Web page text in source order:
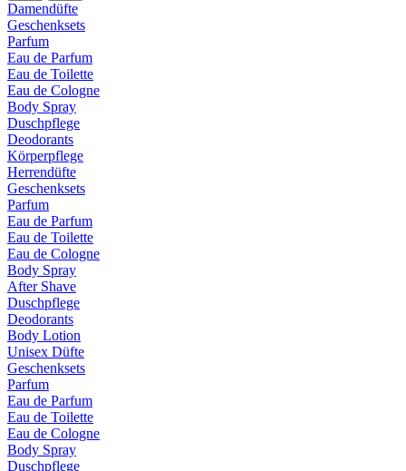
Damendüfte
Geschenksets
Parfum
Eau de Parfum
Eau de Toilette
Eau de Cologne
Body Spray
Duschpflege
Deodorants
Körperpflege
Herrendüfte
Geschenksets
Parfum
Eau de Parfum
Eau de Toilette
Eau de Cologne
Body Spray
After Shave
Duschpflege
Deodorants
Body Lotion
Unisex Düfte
Geschenksets
Parfum
Eau de Parfum
Eau de Toilette
Eau de Cologne
Body Spray
Duschpflege